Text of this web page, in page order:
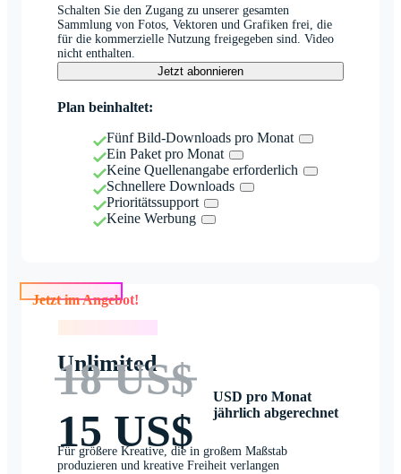
Schalten Sie den Zugang zu unserer gesamten
Sammlung von Fotos, Vektoren und Grafiken frei, die
für die kommerzielle Nutzung freigegeben sind. Video
nicht enthalten.
Jetzt abonnieren
Plan beinhaltet:
Fünf Bild-Downloads pro Monat
Ein Paket pro Monat
Keine Quellenangabe erforderlich
Schnellere Downloads
Prioritätssupport
Keine Werbung
Jetzt im Angebot!
Unlimited
18 US$
15 US$
USD pro Monat
jährlich abgerechnet
Für größere Kreative, die in großem Maßstab
produzieren und kreative Freiheit verlangen